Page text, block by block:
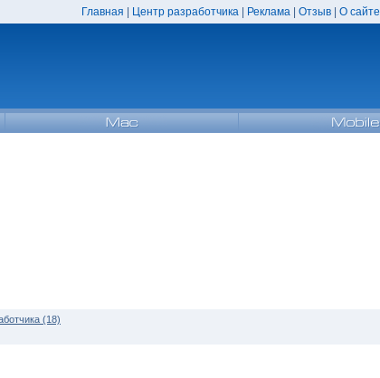
Главная Центр разработчика| Реклама| Отзыв| О сайте
(18)